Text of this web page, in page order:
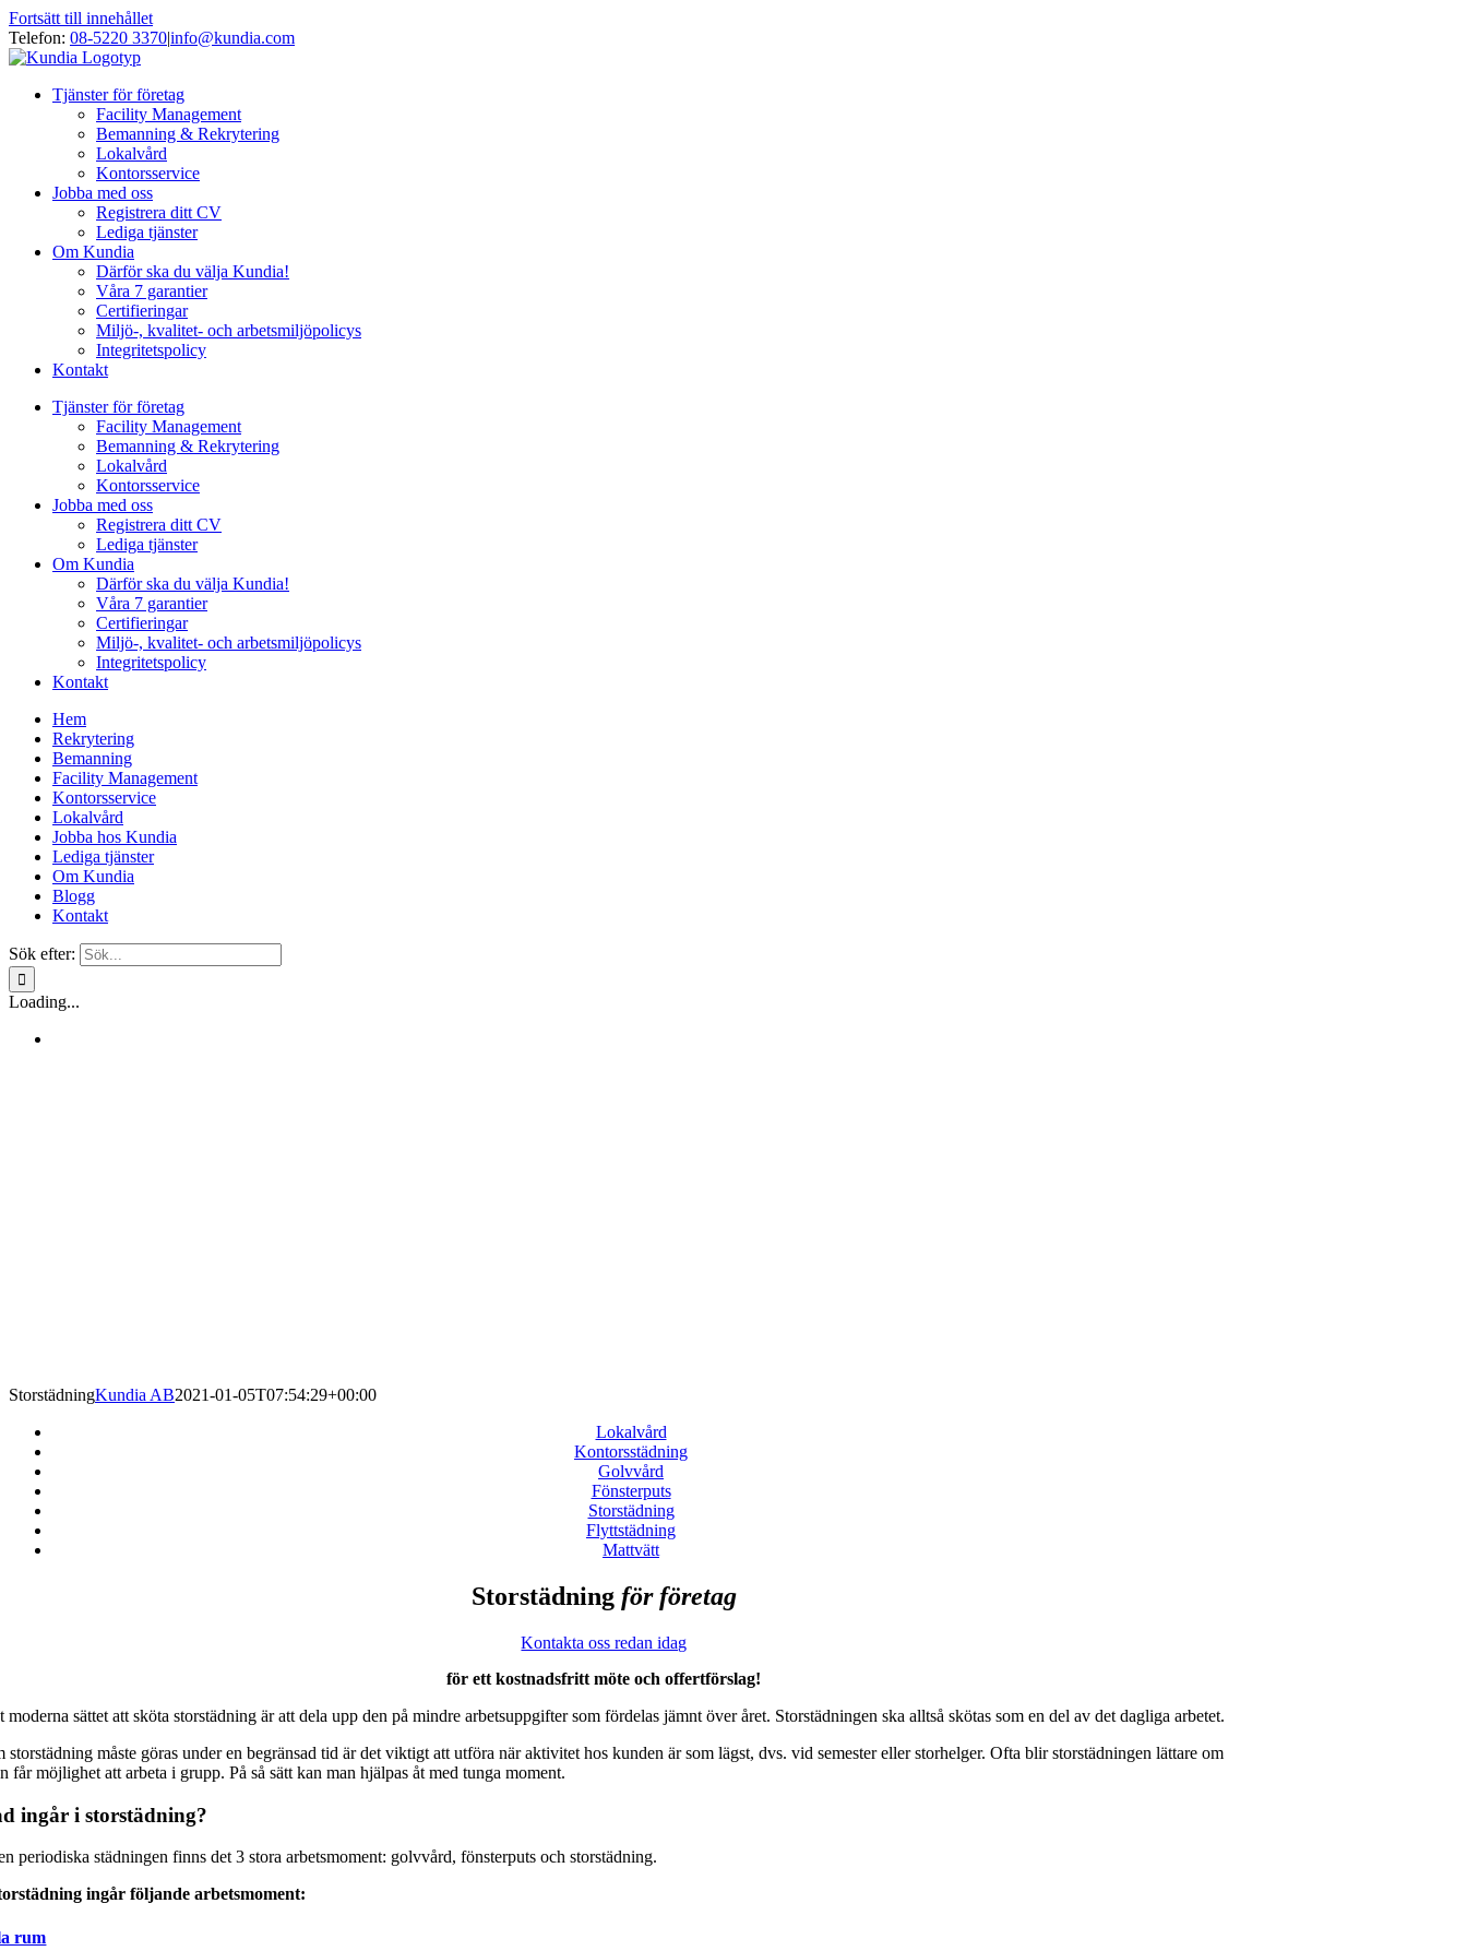
Fortsätt till innehållet
Telefon: 08-5220 3370|info@kundia.com
Tjänster för företag
Facility Management
Bemanning & Rekrytering
Lokalvård
Kontorsservice
Jobba med oss
Registrera ditt CV
Lediga tjänster
Om Kundia
Därför ska du välja Kundia!
Våra 7 garantier
Certifieringar
Miljö-, kvalitet- och arbetsmiljöpolicys
Integritetspolicy
Kontakt
Tjänster för företag
Facility Management
Bemanning & Rekrytering
Lokalvård
Kontorsservice
Jobba med oss
Registrera ditt CV
Lediga tjänster
Om Kundia
Därför ska du välja Kundia!
Våra 7 garantier
Certifieringar
Miljö-, kvalitet- och arbetsmiljöpolicys
Integritetspolicy
Kontakt
Hem
Rekrytering
Bemanning
Facility Management
Kontorsservice
Lokalvård
Jobba hos Kundia
Lediga tjänster
Om Kundia
Blogg
Kontakt
Sök efter:
Loading...
StorstädningKundia AB2021-01-05T07:54:29+00:00
Lokalvård
Kontorsstädning
Golvvård
Fönsterputs
Storstädning
Flyttstädning
Mattvätt
Storstädning för företag
Kontakta oss redan idag
för ett kostnadsfritt möte och offertförslag!
moderna sättet att sköta storstädning är att dela upp den på mindre arbetsuppgifter som fördelas jämnt över året. Storstädningen ska alltså skötas som en del av det dagliga arbetet.
storstädning måste göras under en begränsad tid är det viktigt att utföra när aktivitet hos kunden är som lägst, dvs. vid semester eller storhelger. Ofta blir storstädningen lättare om
får möjlighet att arbeta i grupp. På så sätt kan man hjälpas åt med tunga moment.
ingår i storstädning?
periodiska städningen finns det 3 stora arbetsmoment: golvvård, fönsterputs och storstädning.
ingår följande arbetsmoment:
rum